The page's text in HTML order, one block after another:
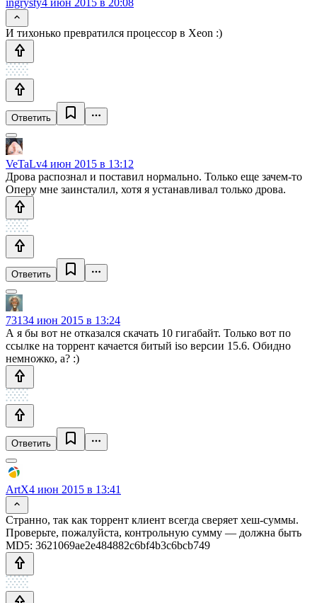
И тихонько превратился процессор в Xeon :)
Ответить
VeTaLv4 июн 2015 в 13:12
Дрова распознал и поставил нормально. Только еще зачем-то
Оперу мне заинсталил, хотя я устанавливал только дрова.
Ответить
73134 июн 2015 в 13:24
А я бы вот не отказался скачать 10 гигабайт. Только вот по
ссылке на торрент качается битый iso версии 15.6. Обидно
немножко, а? :)
Ответить
ArtX4 июн 2015 в 13:41
Странно, так как торрент клиент всегда сверяет хеш-суммы.
Проверьте, пожалуйста, контрольную сумму — должна быть
MD5: 3621069ae2e484882c6bf4b3c6bcb749